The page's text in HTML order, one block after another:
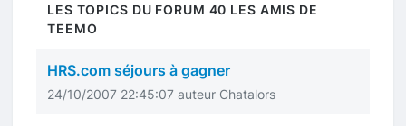
LES TOPICS DU FORUM 40 LES AMIS DE
TEEMO
HRS.com séjours à gagner
24/10/2007 22:45:07 auteur Chatalors